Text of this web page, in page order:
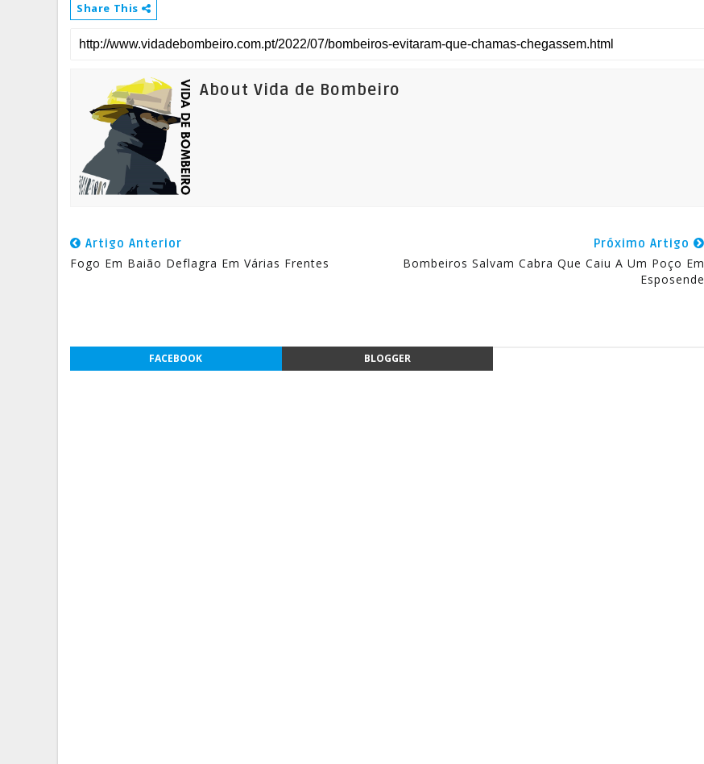
Share This
About Vida de Bombeiro
Artigo Anterior
Fogo Em Baião Deflagra Em Várias Frentes
Próximo Artigo
Bombeiros Salvam Cabra Que Caiu A Um Poço Em
Esposende
FACEBOOK BLOGGER